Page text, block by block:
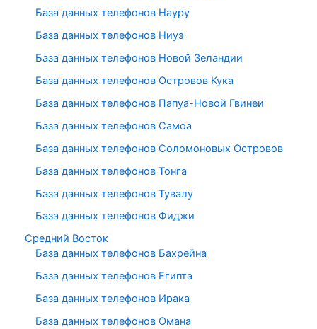
База данных телефонов Науру
База данных телефонов Ниуэ
База данных телефонов Новой Зеландии
База данных телефонов Островов Кука
База данных телефонов Папуа-Новой Гвинеи
База данных телефонов Самоа
База данных телефонов Соломоновых Островов
База данных телефонов Тонга
База данных телефонов Тувалу
База данных телефонов Фиджи
Средний Восток
База данных телефонов Бахрейна
База данных телефонов Египта
База данных телефонов Ирака
База данных телефонов Омана